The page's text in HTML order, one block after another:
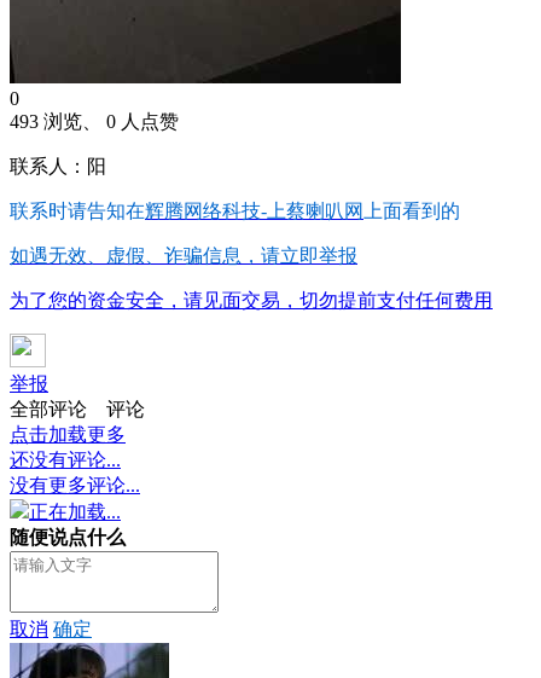
0
493 浏览、 0 人点赞
联系人：阳
联系时请告知在辉腾网络科技-上蔡喇叭网 上面看到的
如遇无效、虚假、诈骗信息，请立即举报
为了您的资金安全，请见面交易，切勿提前支付任何费用
举报
全部评论
评论
点击加载更多
还没有评论...
没有更多评论...
正在加载...
随便说点什么
取消 确定